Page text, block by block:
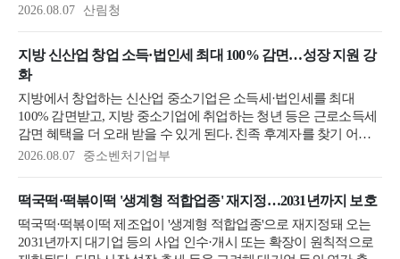
진한다고 7일 전했다. 산림청 여름산불 진화 현장(사진=산림청 제
산불 발생 위험지역에 대한 특별 대책이 필요한 시점이다. 특히 폭
염이 지속되면 산불진화인력의 온열질환과 안전사고 발생 위험이
커...
2026.08.07 산림청
지방 신산업 창업 소득·법인세 최대 100% 감면…성장 지원 강
화
지방에서 창업하는 신산업 중소기업은 소득세·법인세를 최대
100% 감면받고, 지방 중소기업에 취업하는 청년 등은 근로소득세
감면 혜택을 더 오래 받을 수 있게 된다. 친족 후계자를 찾기 어려
운 중소기업은 제3자에게 사업을 승계할 때 양도소득세를 20% 감
벤처기업 분야 주요 세제개편 내용을 소개했다. 이번 개편안은 중
소·벤처기업의 성장사다리를 구축하고 성장의 온기를 확산하기
위해 창업·벤처기...
2026.08.07 중소벤처기업부
떡국떡·떡볶이떡 '생계형 적합업종' 재지정…2031년까지 보호
떡국떡·떡볶이떡 제조업이 '생계형 적합업종'으로 재지정돼 오는
2031년까지 대기업 등의 사업 인수·개시 또는 확장이 원칙적으로